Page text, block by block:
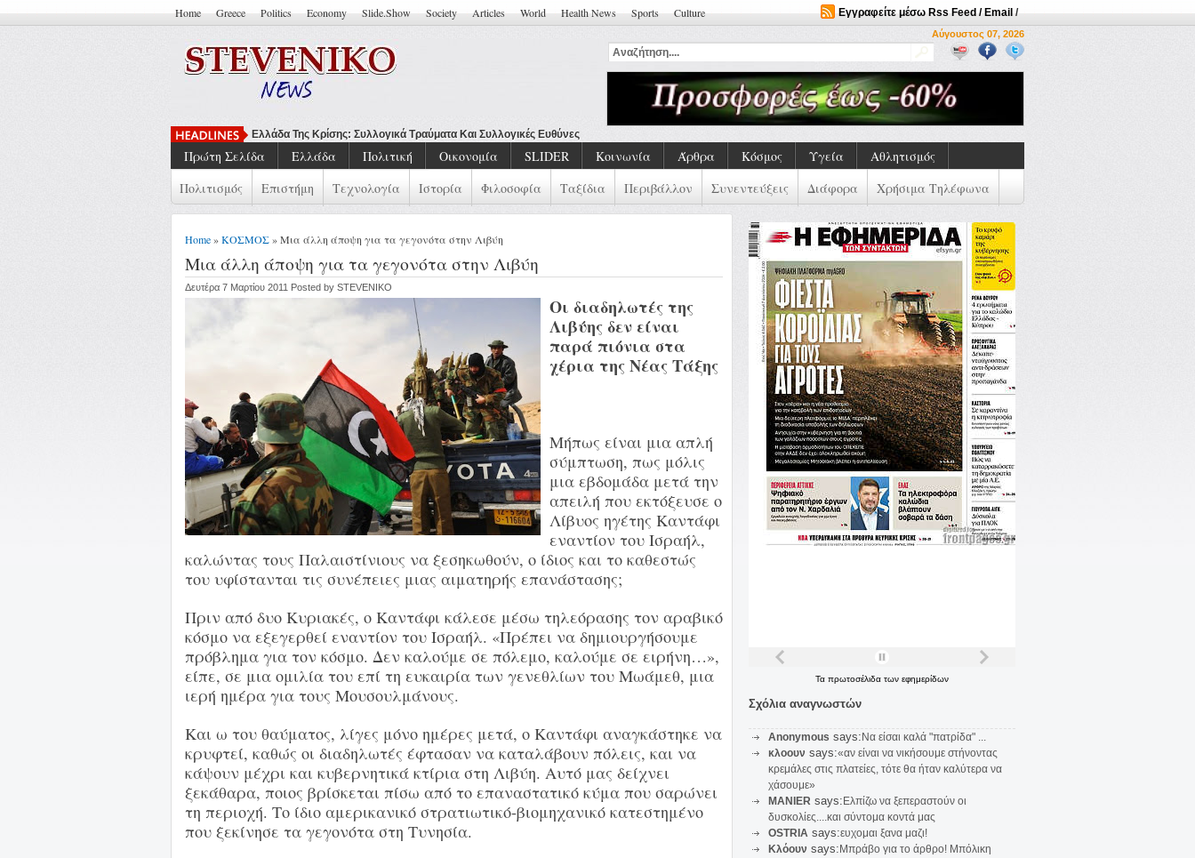
Home Greece Politics Economy Slide.Show Society Articles World Health News Sports Culture Εγγραφείτε μέσω Rss Feed / Email /
Αύγουστος 07, 2026
Να Μπορείς
Πρώτη Σελίδα Ελλάδα Πολιτική Οικονομία SLIDER Κοινωνία Άρθρα Κόσμος Υγεία
Αθλητισμός
Πολιτισμός
Επιστήμη Τεχνολογία Ιστορία Φιλοσοφία Ταξίδια Περιβάλλον Συνεντεύξεις Διάφορα Χρήσιμα Τηλέφωνα
Home»ΚΟΣΜΟΣ» Μια άλλη άποψη για τα γεγονότα στην Λιβύη
Μια άλλη άποψη για τα γεγονότα στην Λιβύη
Δευτέρα 7 Μαρτίου 2011 Posted by STEVENIKO
Οι διαδηλωτές της
Λιβύης δεν είναι
παρά πιόνια στα
χέρια της Νέας Τάξης
Μήπως είναι μια απλή
σύμπτωση, πως μόλις
μια εβδομάδα μετά την
απειλή που εκτόξευσε ο
Λίβυος ηγέτης Καντάφι
εναντίον του Ισραήλ,
καλώντας τους Παλαιστίνιους να ξεσηκωθούν, ο ίδιος και το καθεστώς
του υφίστανται τις συνέπειες μιας αιματηρής επανάστασης;
Πριν από δυο Κυριακές, ο Καντάφι κάλεσε μέσω τηλεόρασης τον αραβικό
κόσμο να εξεγερθεί εναντίον του Ισραήλ. «Πρέπει να δημιουργήσουμε
πρόβλημα για τον κόσμο. Δεν καλούμε σε πόλεμο, καλούμε σε ειρήνη…»,
είπε, σε μια ομιλία του επί τη ευκαιρία των γενεθλίων του Μωάμεθ, μια
ιερή ημέρα για τους Μουσουλμάνους.
Και ω του θαύματος, λίγες μόνο ημέρες μετά, ο Καντάφι αναγκάστηκε να
κρυφτεί, καθώς οι διαδηλωτές έφτασαν να καταλάβουν πόλεις, και να
κάψουν μέχρι και κυβερνητικά κτίρια στη Λιβύη. Αυτό μας δείχνει
ξεκάθαρα, ποιος βρίσκεται πίσω από το επαναστατικό κύμα που σαρώνει
τη περιοχή. Το ίδιο αμερικανικό στρατιωτικό-βιομηχανικό κατεστημένο
που ξεκίνησε τα γεγονότα στη Τυνησία.
Τα πρωτοσέλιδα των εφημερίδων
Σχόλια αναγνωστών
Anonymous says: Να είσαι καλά "πατρίδα" ...
κλοουν says:«αν είναι να νικήσουμε στήνοντας
κρεμάλες στις πλατείες, τότε θα ήταν καλύτερα να
χάσουμε»
MANIER says: Ελπίζω να ξεπεραστούν οι
δυσκολίες....και σύντομα κοντά μας
OSTRIA says:ευχομαι ξανα μαζι!
Κλόουν says: Μπράβο για το άρθρο! Μπόλικη